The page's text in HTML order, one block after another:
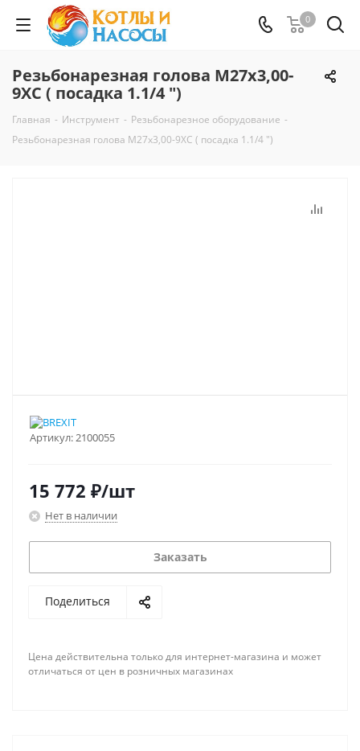
0
Резьбонарезная голова М27х3,00-
9ХС ( посадка 1.1/4 ")
Главная - Инструмент - Резьбонарезное оборудование -
Резьбонарезная голова М27х3,00-9ХС ( посадка 1.1/4 ")
Артикул:2100055
15 772 ₽/шт
Нет в наличии
Заказать
Поделиться
Цена действительна только для интернет-магазина и может
отличаться от цен в розничных магазинах